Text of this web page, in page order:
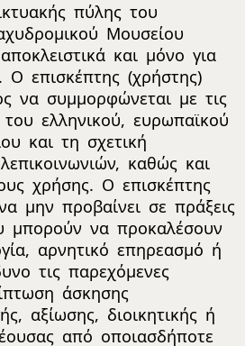
πύλης του
Μουσείου
και μόνο για
Ο επισκέπτης (χρήστης)
να συμμορφώνεται με τις
του ελληνικού, ευρωπαϊκού
και τη σχετική
καθώς και
χρήσης. Ο επισκέπτης
μην προβαίνει σε πράξεις
μπορούν να προκαλέσουν
αρνητικό επηρεασμό ή
τις παρεχόμενες
άσκησης
αξίωσης, διοικητικής ή
από οποιασδήποτε